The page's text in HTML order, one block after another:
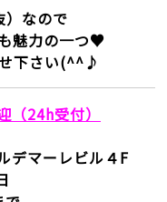
なので
魅力の一つ♥
下さい(^^♪
（24h受付）
デマーレビル４F